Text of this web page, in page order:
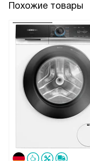
Похожие товары